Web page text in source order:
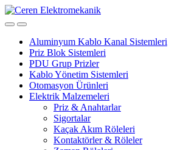
Skip
to
Skip
to
Aluminyum Kablo Kanal Sistemleri
Priz Blok Sistemleri
PDU Grup Prizler
Kablo Yönetim Sistemleri
Otomasyon Ürünleri
Elektrik Malzemeleri
Priz & Anahtarlar
Sigortalar
Kaçak Akım Röleleri
Kontaktörler & Röleler